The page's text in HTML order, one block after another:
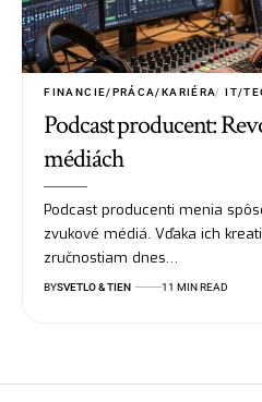
FINANCIE/PRÁCA/KARIÉRA IT/
Podcast producent:
médiách
Podcast producenti menia
zvukové médiá. Vďaka ich
zručnostiam dnes…
BYSVETLO & TIEN 11 MIN READ